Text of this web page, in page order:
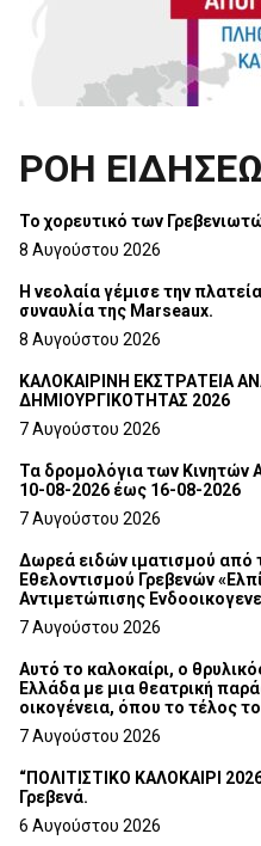
ΡΟΗ
Το χορευτικό των
8 Αυγούστου 2026
Η νεολαία γέμισε την
συναυλία της Marseaux.
8 Αυγούστου 2026
ΚΑΛΟΚΑΙΡΙΝΗ ΕΚΣΤΡΑΤΕΙΑ
ΔΗΜΙΟΥΡΓΙΚΟΤΗΤΑΣ 2026
7 Αυγούστου 2026
Τα δρομολόγια των Κινητών
10-08-2026 έως 16-08-2026
7 Αυγούστου 2026
Δωρεά ειδών ιματισμού από
Εθελοντισμού Γρεβενών
Αντιμετώπισης
Τμήματος Γρεβενών
7 Αυγούστου 2026
Αυτό το καλοκαίρι, ο
Ελλάδα με μια θεατρική
οικογένεια, όπου το
7 Αυγούστου 2026
“ΠΟΛΙΤΙΣΤΙΚΟ ΚΑΛΟΚΑΙΡΙ
Γρεβενά.
6 Αυγούστου 2026